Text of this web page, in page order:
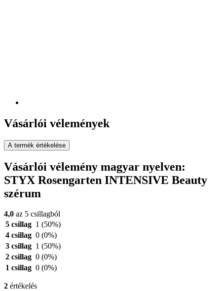
Vásárlói vélemények
A termék értékelése
Vásárlói vélemény magyar nyelven:
STYX Rosengarten INTENSIVE Beauty
szérum
4,0 az 5 csillagból
5 csillag 1 (50%)
4 csillag 0 (0%)
3 csillag 1 (50%)
2 csillag 0 (0%)
1 csillag 0 (0%)
2 értékelés